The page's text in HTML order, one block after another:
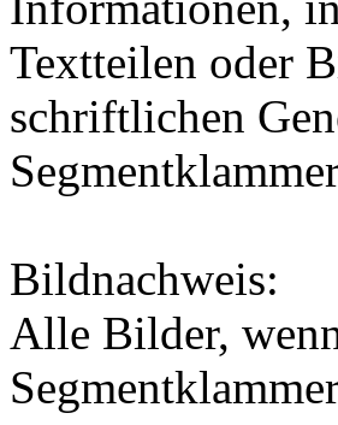
Textteilen oder
schriftlichen
Bildnachweis:
Alle Bilder,